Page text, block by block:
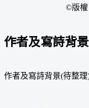
©版權
作者及寫詩背
作者及寫詩背景(待整理